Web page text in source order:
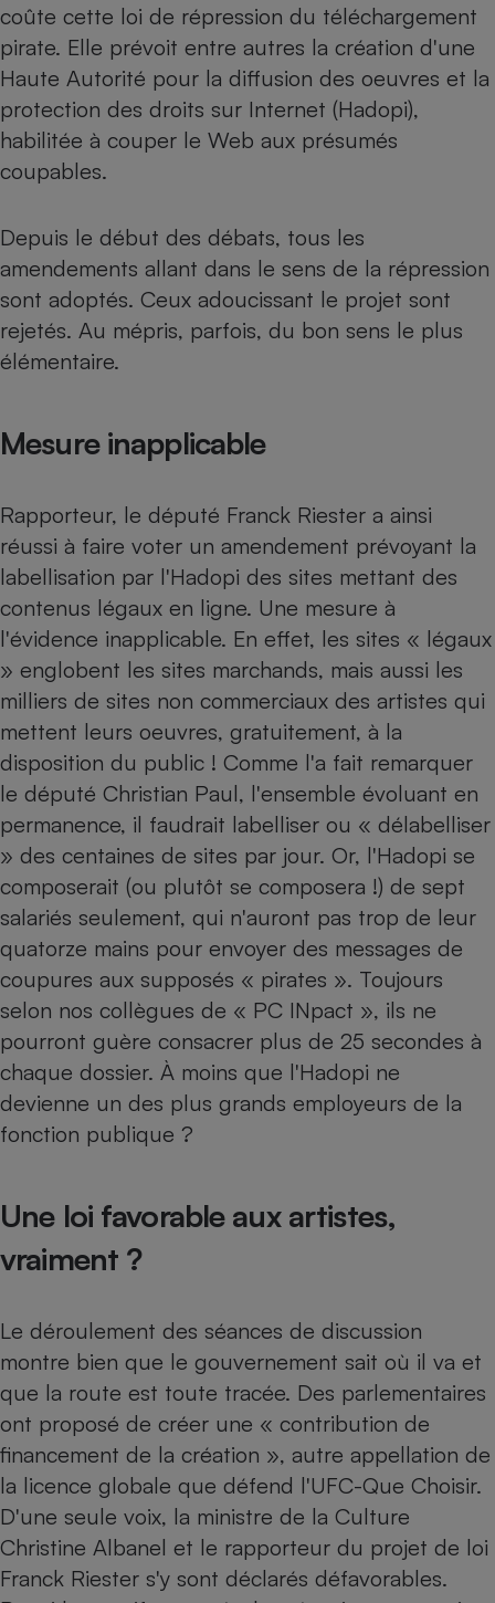
coûte cette loi de répression du téléchargement
pirate. Elle prévoit entre autres la création d'une
Haute Autorité pour la diffusion des oeuvres et la
protection des droits sur Internet (Hadopi),
habilitée à couper le Web aux présumés
coupables.
Depuis le début des débats, tous les
amendements allant dans le sens de la répression
sont adoptés. Ceux adoucissant le projet sont
rejetés. Au mépris, parfois, du bon sens le plus
élémentaire.
Mesure inapplicable
Rapporteur, le député Franck Riester a ainsi
réussi à faire voter un amendement prévoyant la
labellisation par l'Hadopi des sites mettant des
contenus légaux en ligne. Une mesure à
l'évidence inapplicable. En effet, les sites « légaux
» englobent les sites marchands, mais aussi les
milliers de sites non commerciaux des artistes qui
mettent leurs oeuvres, gratuitement, à la
disposition du public ! Comme l'a fait remarquer
le député Christian Paul, l'ensemble évoluant en
permanence, il faudrait labelliser ou « délabelliser
» des centaines de sites par jour. Or, l'Hadopi se
composerait (ou plutôt se composera !) de sept
salariés seulement, qui n'auront pas trop de leur
quatorze mains pour envoyer des messages de
coupures aux supposés « pirates ». Toujours
selon nos collègues de « PC INpact », ils ne
pourront guère consacrer plus de 25 secondes à
chaque dossier. À moins que l'Hadopi ne
devienne un des plus grands employeurs de la
fonction publique ?
Une loi favorable aux artistes,
vraiment ?
Le déroulement des séances de discussion
montre bien que le gouvernement sait où il va et
que la route est toute tracée. Des parlementaires
ont proposé de créer une « contribution de
financement de la création », autre appellation de
la licence globale que défend l'UFC-Que Choisir.
D'une seule voix, la ministre de la Culture
Christine Albanel et le rapporteur du projet de loi
Franck Riester s'y sont déclarés défavorables.
Cafetière à expressos
Robot ménager
Téléphone mobile -
Smartphone
Radiateur électrique
Climatiseur -
Ventilateur